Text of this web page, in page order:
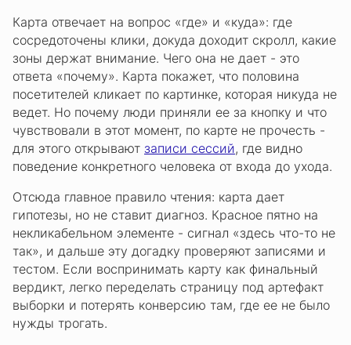
Карта отвечает на вопрос «где» и «куда»: где
сосредоточены клики, докуда доходит скролл, какие
зоны держат внимание. Чего она не дает - это
ответа «почему». Карта покажет, что половина
посетителей кликает по картинке, которая никуда не
ведет. Но почему люди приняли ее за кнопку и что
чувствовали в этот момент, по карте не прочесть -
для этого открывают записи сессий, где видно
поведение конкретного человека от входа до ухода.
Отсюда главное правило чтения: карта дает
гипотезы, но не ставит диагноз. Красное пятно на
некликабельном элементе - сигнал «здесь что-то не
так», и дальше эту догадку проверяют записями и
тестом. Если воспринимать карту как финальный
вердикт, легко переделать страницу под артефакт
выборки и потерять конверсию там, где ее не было
нужды трогать.